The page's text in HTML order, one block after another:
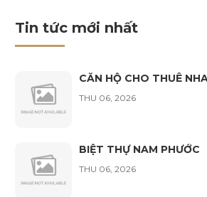
vừa đăng kí lịch tư vấn nội thất
Lê Sỹ Anh
Phan Thanh Hòa
vừa đăng kí lịch tư vấn nội thất
Tin tức mới nhất
CĂN HỘ CHO THUÊ
THU 06, 2026
BIỆT THỰ NAM PHƯỚC
THU 06, 2026